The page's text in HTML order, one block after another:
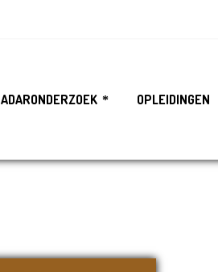
OPLEIDINGEN